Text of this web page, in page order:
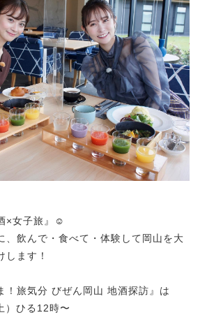
×女子旅』☺️
、飲んで・食べて・体験して岡山を大
します！
！旅気分 びぜん岡山 地酒探訪』は
）ひる12時〜